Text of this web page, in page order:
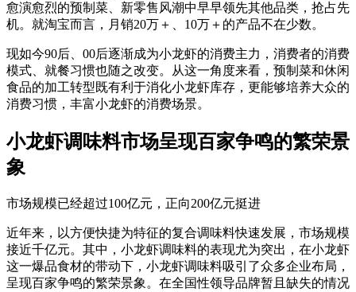
愈演愈烈的预制菜、新零售风潮中早早领先其他品类，抢占先
机。就淘宝而言，月销20万＋、10万＋的产品不在少数。
现如今90后、00后逐渐成为小龙虾的消费主力，消费者的消费
模式、就餐习惯也随之改变。从这一角度来看，预制菜和休闲
食品的加工转型既有利于消化小龙虾库存，更能够培养大众的
消费习惯，丰富小龙虾的消费场景。
小龙虾调味料市场呈现百家争鸣的繁荣景
象
市场规模已经超过100亿元，正向200亿元挺进
近年来，以方便快捷为特征的复合调味料快速发展，市场规模
接近千亿元。其中，小龙虾调味料的表现尤为突出，在小龙虾
这一爆品食材的带动下，小龙虾调味料吸引了众多企业布局，
呈现百家争鸣的繁荣景象。在全国性领导品牌暂且缺失的情况